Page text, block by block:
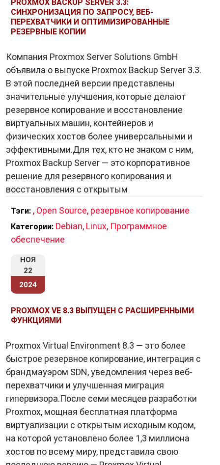
PROXMOX BACKUP SERVER 3.3:
СИНХРОНИЗАЦИЯ ПО ЗАПРОСУ, ВЕБ-
ПЕРЕХВАТЧИКИ И ОПТИМИЗИРОВАННЫЕ
РЕЗЕРВНЫЕ КОПИИ
Компания Proxmox Server Solutions GmbH
объявила о выпуске Proxmox Backup Server 3.3.
В этой последней версии представлены
значительные улучшения, которые делают
резервное копирование и восстановление
виртуальных машин, контейнеров и
физических хостов более универсальными и
эффективными.Для тех, кто не знаком с ним,
Proxmox Backup Server — это корпоративное
решение для резервного копирования и
восстановления с открытым
Тэги: , Open Source, резервное копирование
Категории: Debian, Linux, Программное
обеспечение
НОЯ
22
2024
PROXMOX VE 8.3 ВЫПУЩЕН С РАСШИРЕННЫМИ
ФУНКЦИЯМИ
Proxmox Virtual Environment 8.3 — это более
быстрое резервное копирование, интеграция с
брандмауэром SDN, уведомления через веб-
перехватчики и улучшенная миграция
гипервизора.После семи месяцев разработки
Proxmox, мощная бесплатная платформа
виртуализации с открытым исходным кодом,
на которой установлено более 1,3 миллиона
хостов по всему миру, представила свою